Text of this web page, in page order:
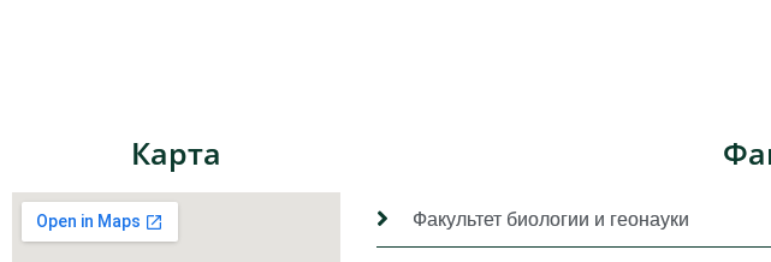
Карта
Факультет биологии и геонауки